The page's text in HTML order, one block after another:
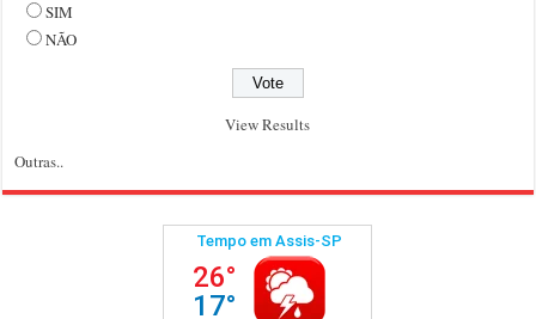
SIM
NÃO
View Results
Outras..